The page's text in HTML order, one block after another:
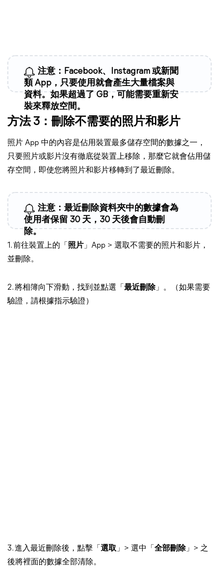
注意：Facebook、Instagram 或新聞
類 App，只要使用就會產生大量檔案與
資料。如果超過了 GB，可能需要重新安
裝來釋放空間。
方法 3：刪除不需要的照片和影片
照片 App 中的內容是佔用裝置最多儲存空間的數據之一，
只要照片或影片沒有徹底從裝置上移除，那麼它就會佔用儲
存空間，即使您將照片和影片移轉到了最近刪除。
注意：最近刪除資料夾中的數據會為
使用者保留 30 天，30 天後會自動刪
除。
1. 前往裝置上的「 照片 」App > 選取不需要的照片和影片，
並刪除。
2. 將相簿向下滑動，找到並點選「 最近刪除」。（如果需要
驗證，請根據指示驗證）
3. 進入最近刪除後，點擊「 選取 」> 選中「 全部刪除」> 之
後將裡面的數據全部清除。